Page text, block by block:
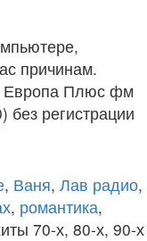
причинам.
Европа Плюс фм
регистрации
, Ваня, Лав радио,
, романтика,
70-х, 80-х, 90-х